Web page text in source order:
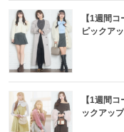
【1週間
ピックア
【1週間
ックアッ